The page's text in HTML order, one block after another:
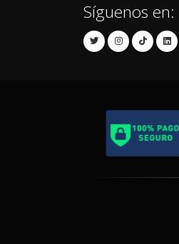
Síguenos en: